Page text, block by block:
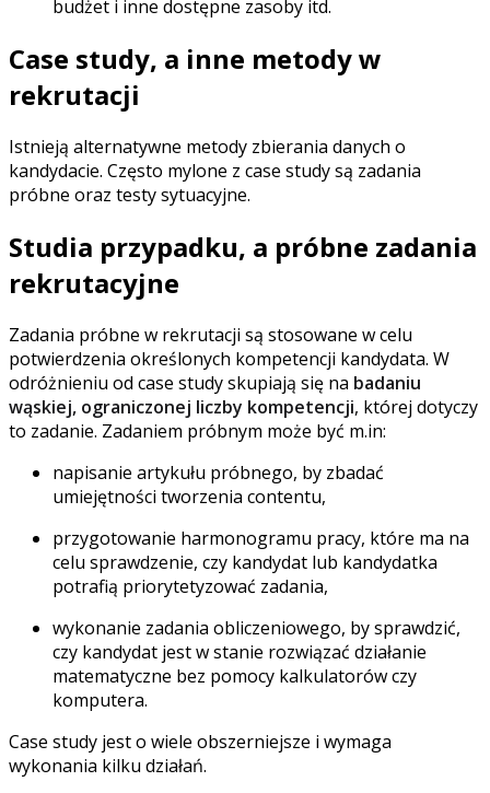
budżet i inne dostępne zasoby itd.
Case study, a inne metody w
rekrutacji
Istnieją alternatywne metody zbierania danych o
kandydacie. Często mylone z case study są zadania
próbne oraz testy sytuacyjne.
Studia przypadku, a próbne zadania
rekrutacyjne
Zadania próbne w rekrutacji są stosowane w celu
potwierdzenia określonych kompetencji kandydata. W
odróżnieniu od case study skupiają się na badaniu
wąskiej, ograniczonej liczby kompetencji, której dotyczy
to zadanie. Zadaniem próbnym może być m.in:
napisanie artykułu próbnego, by zbadać
umiejętności tworzenia contentu,
przygotowanie harmonogramu pracy, które ma na
celu sprawdzenie, czy kandydat lub kandydatka
potrafią priorytetyzować zadania,
wykonanie zadania obliczeniowego, by sprawdzić,
czy kandydat jest w stanie rozwiązać działanie
matematyczne bez pomocy kalkulatorów czy
komputera.
Case study jest o wiele obszerniejsze i wymaga
wykonania kilku działań.